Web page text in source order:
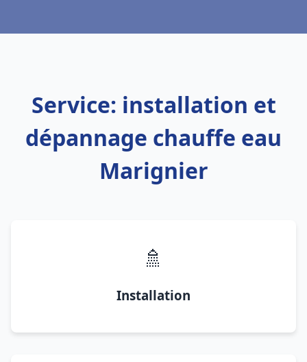
Service: installation et
dépannage chauffe eau
Marignier
🚿
Installation